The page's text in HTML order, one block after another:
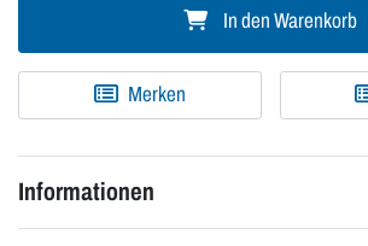
In den Warenkorb
Merken
Informationen